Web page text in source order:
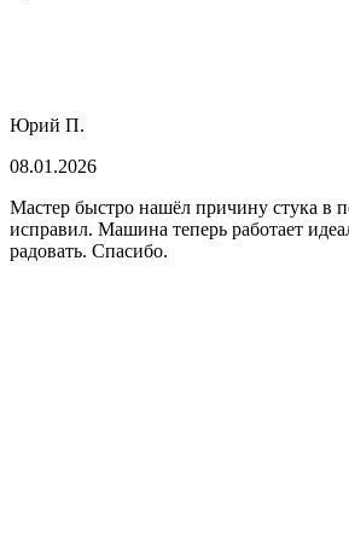
Юрий П.
08.01.2026
Мастер быстро нашёл причину стука в
исправил. Машина теперь работает
радовать. Спасибо.